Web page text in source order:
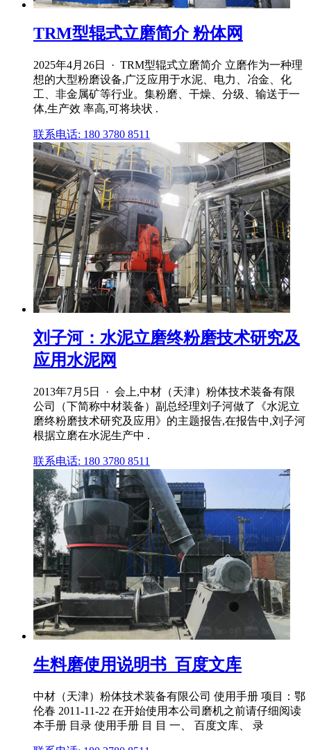
TRM型辊式立磨简介 粉体网
2025年4月26日 · TRM型辊式立磨简介 立磨作为一种理
想的大型粉磨设备,广泛应用于水泥、电力、冶金、化
工、非金属矿等行业。集粉磨、干燥、分级、输送于一
体,生产效 率高,可将块状 .
联系电话: 180 3780 8511
刘子河：水泥立磨终粉磨技术研究及
应用水泥网
2013年7月5日 · 会上,中材（天津）粉体技术装备有限
公司（下简称中材装备）副总经理刘子河做了《水泥立
磨终粉磨技术研究及应用》的主题报告,在报告中,刘子河
根据立磨在水泥生产中 .
联系电话: 180 3780 8511
生料磨使用说明书_百度文库
中材（天津）粉体技术装备有限公司 使用手册 项目：鄂
伦春 2011‐11‐22 在开始使用本公司磨机之前请仔细阅读
本手册 目录 使用手册 目 目 一、 百度文库、 录